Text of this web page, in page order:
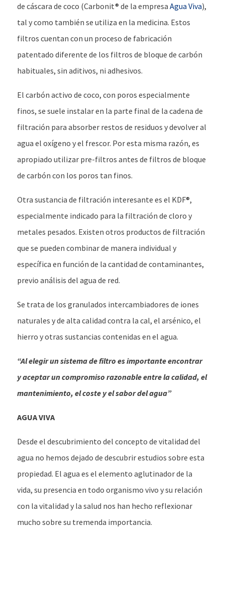
de cáscara de coco (Carbonit® de la empresaAgua Viva),
tal y como también se utiliza en la medicina. Estos
filtros cuentan con un proceso de fabricación
patentado diferente de los filtros de bloque de carbón
habituales, sin aditivos, ni adhesivos.
El carbón activo de coco, con poros especialmente
finos, se suele instalar en la parte final de la cadena de
filtración para absorber restos de residuos y devolver al
agua el oxígeno y el frescor. Por esta misma razón, es
apropiado utilizar pre-filtros antes de filtros de bloque
de carbón con los poros tan finos.
Otra sustancia de filtración interesante es el KDF®,
especialmente indicado para la filtración de cloro y
metales pesados. Existen otros productos de filtración
que se pueden combinar de manera individual y
específica en función de la cantidad de contaminantes,
previo análisis del agua de red.
Se trata de los granulados intercambiadores de iones
naturales y de alta calidad contra la cal, el arsénico, el
hierro y otras sustancias contenidas en el agua.
“Al elegir un sistema de filtro es importante encontrar
y aceptar un compromiso razonable entre la calidad, el
mantenimiento, el coste y el sabor del agua”
AGUA VIVA
Desde el descubrimiento del concepto de vitalidad del
agua no hemos dejado de descubrir estudios sobre esta
propiedad. El agua es el elemento aglutinador de la
vida, su presencia en todo organismo vivo y su relación
con la vitalidad y la salud nos han hecho reflexionar
mucho sobre su tremenda importancia.